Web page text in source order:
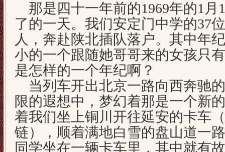
那是四十一年前的1969年的1月
了的一天。我们安定门中学的37
人，奔赴陕北插队落户。其中年
小的一个跟随她哥哥来的女孩只
是怎样的一个年纪啊？
当列车开出北京一路向西奔驰
限的遐想中，梦幻着那是一个新
着我们坐上铜川开往延安的卡车
链），顺着满地白雪的盘山道一
同学坐在一辆卡车里，其中就有